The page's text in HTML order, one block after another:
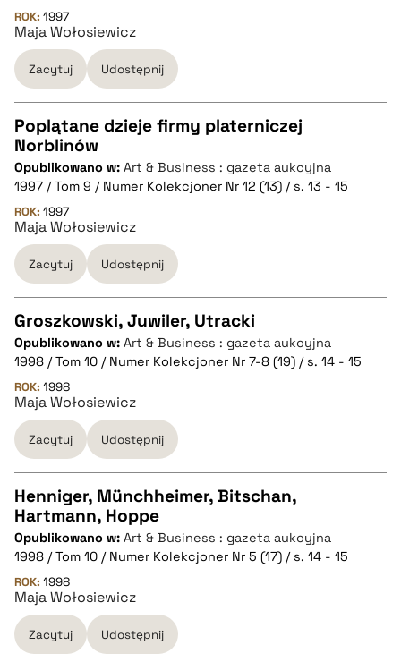
pobierz cytat
BIBTEX
pobierz cytat
ROK: 1997
Maja Wołosiewicz
Zacytuj Udostępnij
CZYSTY TEKST
pobierz cytat
BIBTEX
pobierz cytat
Poplątane dzieje firmy platerniczej
Norblinów
Opublikowano w: Art & Business : gazeta aukcyjna
1997 / Tom 9 / Numer Kolekcjoner Nr 12 (13) / s. 13 - 15
ROK: 1997
Maja Wołosiewicz
Zacytuj Udostępnij
CZYSTY TEKST
pobierz cytat
BIBTEX
pobierz cytat
Groszkowski, Juwiler, Utracki
Opublikowano w: Art & Business : gazeta aukcyjna
1998 / Tom 10 / Numer Kolekcjoner Nr 7-8 (19) / s. 14 - 15
ROK: 1998
Maja Wołosiewicz
Zacytuj Udostępnij
CZYSTY TEKST
pobierz cytat
BIBTEX
Henniger, Münchheimer, Bitschan,
Hartmann, Hoppe
Opublikowano w: Art & Business : gazeta aukcyjna
1998 / Tom 10 / Numer Kolekcjoner Nr 5 (17) / s. 14 - 15
ROK: 1998
Maja Wołosiewicz
Zacytuj Udostępnij